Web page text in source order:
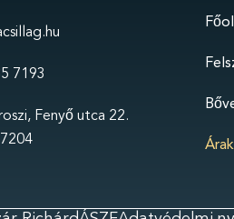
7193
Fenyő utca 22.